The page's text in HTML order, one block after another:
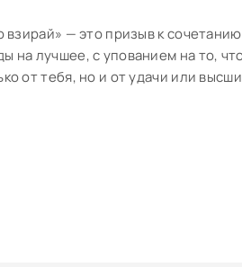
взирай» — это призыв к сочетанию
на лучшее, с упованием на то,
от тебя, но и от удачи или